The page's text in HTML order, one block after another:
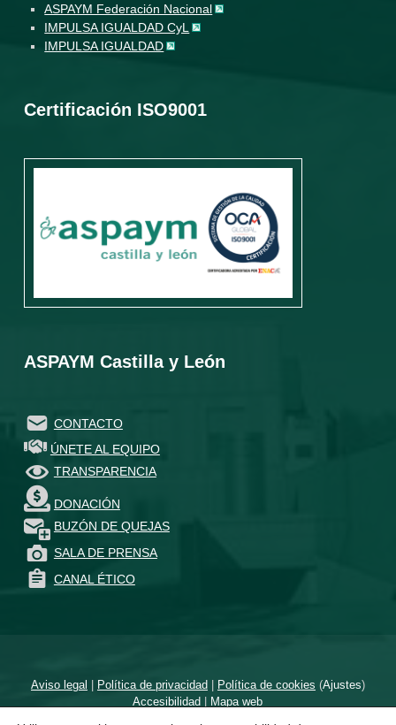
ASPAYM Federación Nacional
IMPULSA IGUALDAD CyL
IMPULSA IGUALDAD
Certificación ISO9001
ASPAYM Castilla y León
CONTACTO
ÚNETE AL EQUIPO
TRANSPARENCIA
DONACIÓN
BUZÓN DE QUEJAS
SALA DE PRENSA
CANAL ÉTICO
Aviso legal | Política de privacidad| Política de cookies (Ajustes)
Accesibilidad | Mapa web